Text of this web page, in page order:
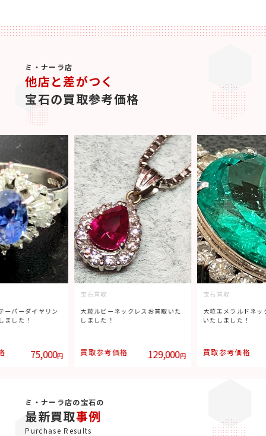
ミ・ナーラ店
他店と差がつく
宝石の買取参考価格
ーパーダイヤリン
ました！
75,000円
宝石買取
大粒ルビーネックレスお買取いた
しました！
買取参考価格 129,000円
宝石買取
大粒エメラルドネ
いたしました！
買取参考価格
ミ・ナーラ店の宝石の
最新買取事例
Purchase Results